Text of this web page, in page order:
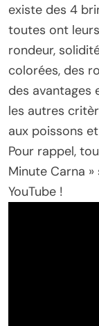
existe des 4
toutes ont
rondeur,
colorées, des
des avantages
les autres
aux poissons
Pour rappel,
Minute Carna
YouTube !